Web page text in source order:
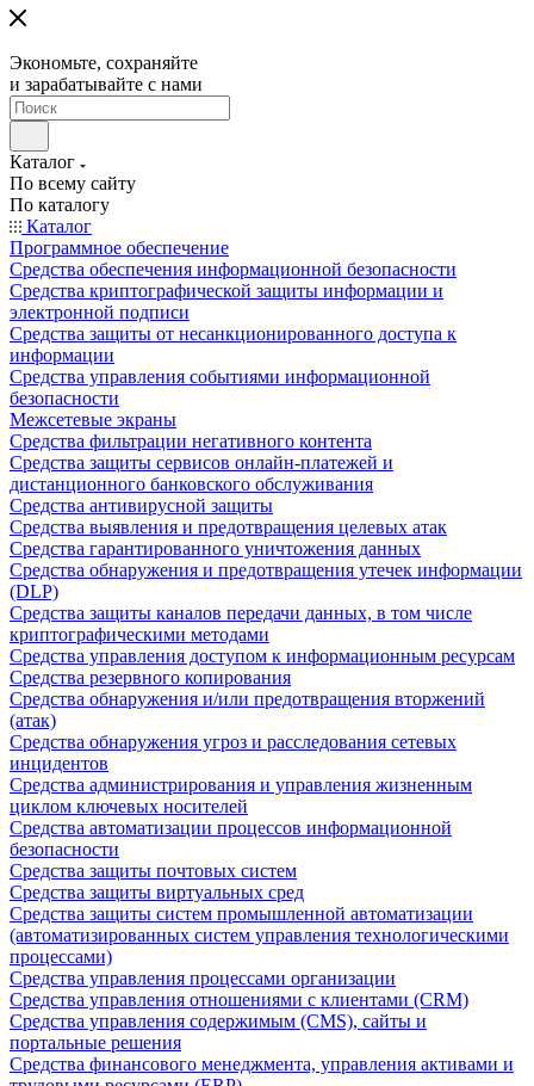
Экономьте, сохраняйте
и зарабатывайте с нами
Каталог
По всему сайту
По каталогу
Каталог
Программное обеспечение
Средства обеспечения информационной безопасности
Средства криптографической защиты информации и
электронной подписи
Средства защиты от несанкционированного доступа к
информации
Средства управления событиями информационной
безопасности
Межсетевые экраны
Средства фильтрации негативного контента
Средства защиты сервисов онлайн-платежей и
дистанционного банковского обслуживания
Средства антивирусной защиты
Средства выявления и предотвращения целевых атак
Средства гарантированного уничтожения данных
Средства обнаружения и предотвращения утечек информации
(DLP)
Средства защиты каналов передачи данных, в том числе
криптографическими методами
Средства управления доступом к информационным ресурсам
Средства резервного копирования
Средства обнаружения и/или предотвращения вторжений
(атак)
Средства обнаружения угроз и расследования сетевых
инцидентов
Средства администрирования и управления жизненным
циклом ключевых носителей
Средства автоматизации процессов информационной
безопасности
Средства защиты почтовых систем
Средства защиты виртуальных сред
Средства защиты систем промышленной автоматизации
(автоматизированных систем управления технологическими
процессами)
Средства управления процессами организации
Средства управления отношениями с клиентами (CRM)
Средства управления содержимым (CMS), сайты и
портальные решения
Средства финансового менеджмента, управления активами и